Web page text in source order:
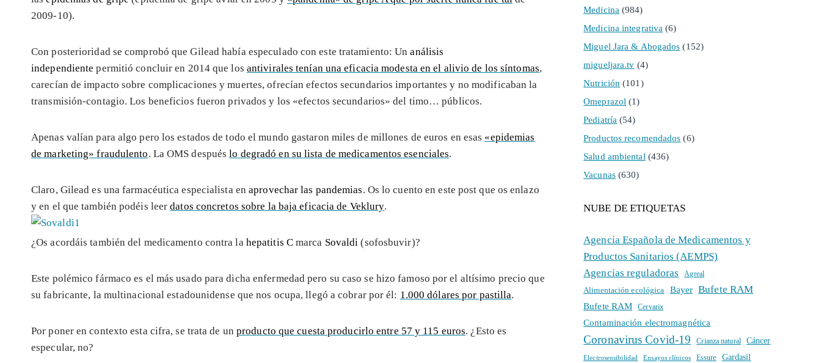
2009-10).
Con posterioridad se comprobó que Gilead había especulado con este tratamiento: Unanálisis
independiente permitió concluir en 2014 que los antivirales tenían una eficacia modesta en el alivio de los síntomas,
carecían de impacto sobre complicaciones y muertes, ofrecían efectos secundarios importantes y no modificaban la
transmisión-contagio. Los beneficios fueron privados y los «efectos secundarios» del timo… públicos.
Apenas valían para algo pero los estados de todo el mundo gastaron miles de millones de euros en esas «epidemias
de marketing» fraudulento. La OMS despuéslo degradó en su lista de medicamentos esenciales.
Claro, Gilead es una farmacéutica especialista enaprovechar las pandemias. Os lo cuento en este post que os enlazo
y en el que también podéis leerdatos concretos sobre la baja eficacia de Veklury.
¿Os acordáis también del medicamento contra la hepatitis Cmarca Sovaldi (sofosbuvir)?
Este polémico fármaco es el más usado para dicha enfermedad pero su caso se hizo famoso por el altísimo precio que
su fabricante, la multinacional estadounidense que nos ocupa, llegó a cobrar por él: 1.000 dólares por pastilla.
Por poner en contexto esta cifra, se trata de un producto que cuesta producirlo entre 57 y 115 euros. ¿Esto es
especular, no?
Medicina (984)
Medicina integrativa (6)
Miguel Jara & Abogados (152)
migueljara.tv (4)
Nutrición (101)
Omeprazol (1)
Pediatría (54)
Productos recomendados (6)
Salud ambiental (436)
Vacunas(630)
NUBE DE ETIQUETAS
Agencia Española de Medicamentos y
Productos Sanitarios (AEMPS)
Agencias reguladoras
Agreal
Alimentación ecológica Bayer Bufete RAM
Bufete RAM Cervarix
Contaminación electromagnética
Coronavirus Covid-19 Crianza natural Cáncer
Electrosensibilidad Ensayos clínicos Essure Gardasil